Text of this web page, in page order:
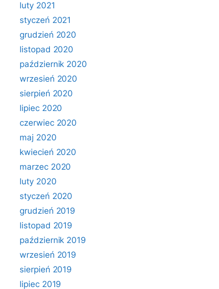
luty 2021
styczeń 2021
grudzień 2020
listopad 2020
październik 2020
wrzesień 2020
sierpień 2020
lipiec 2020
czerwiec 2020
maj 2020
kwiecień 2020
marzec 2020
luty 2020
styczeń 2020
grudzień 2019
listopad 2019
październik 2019
wrzesień 2019
sierpień 2019
lipiec 2019